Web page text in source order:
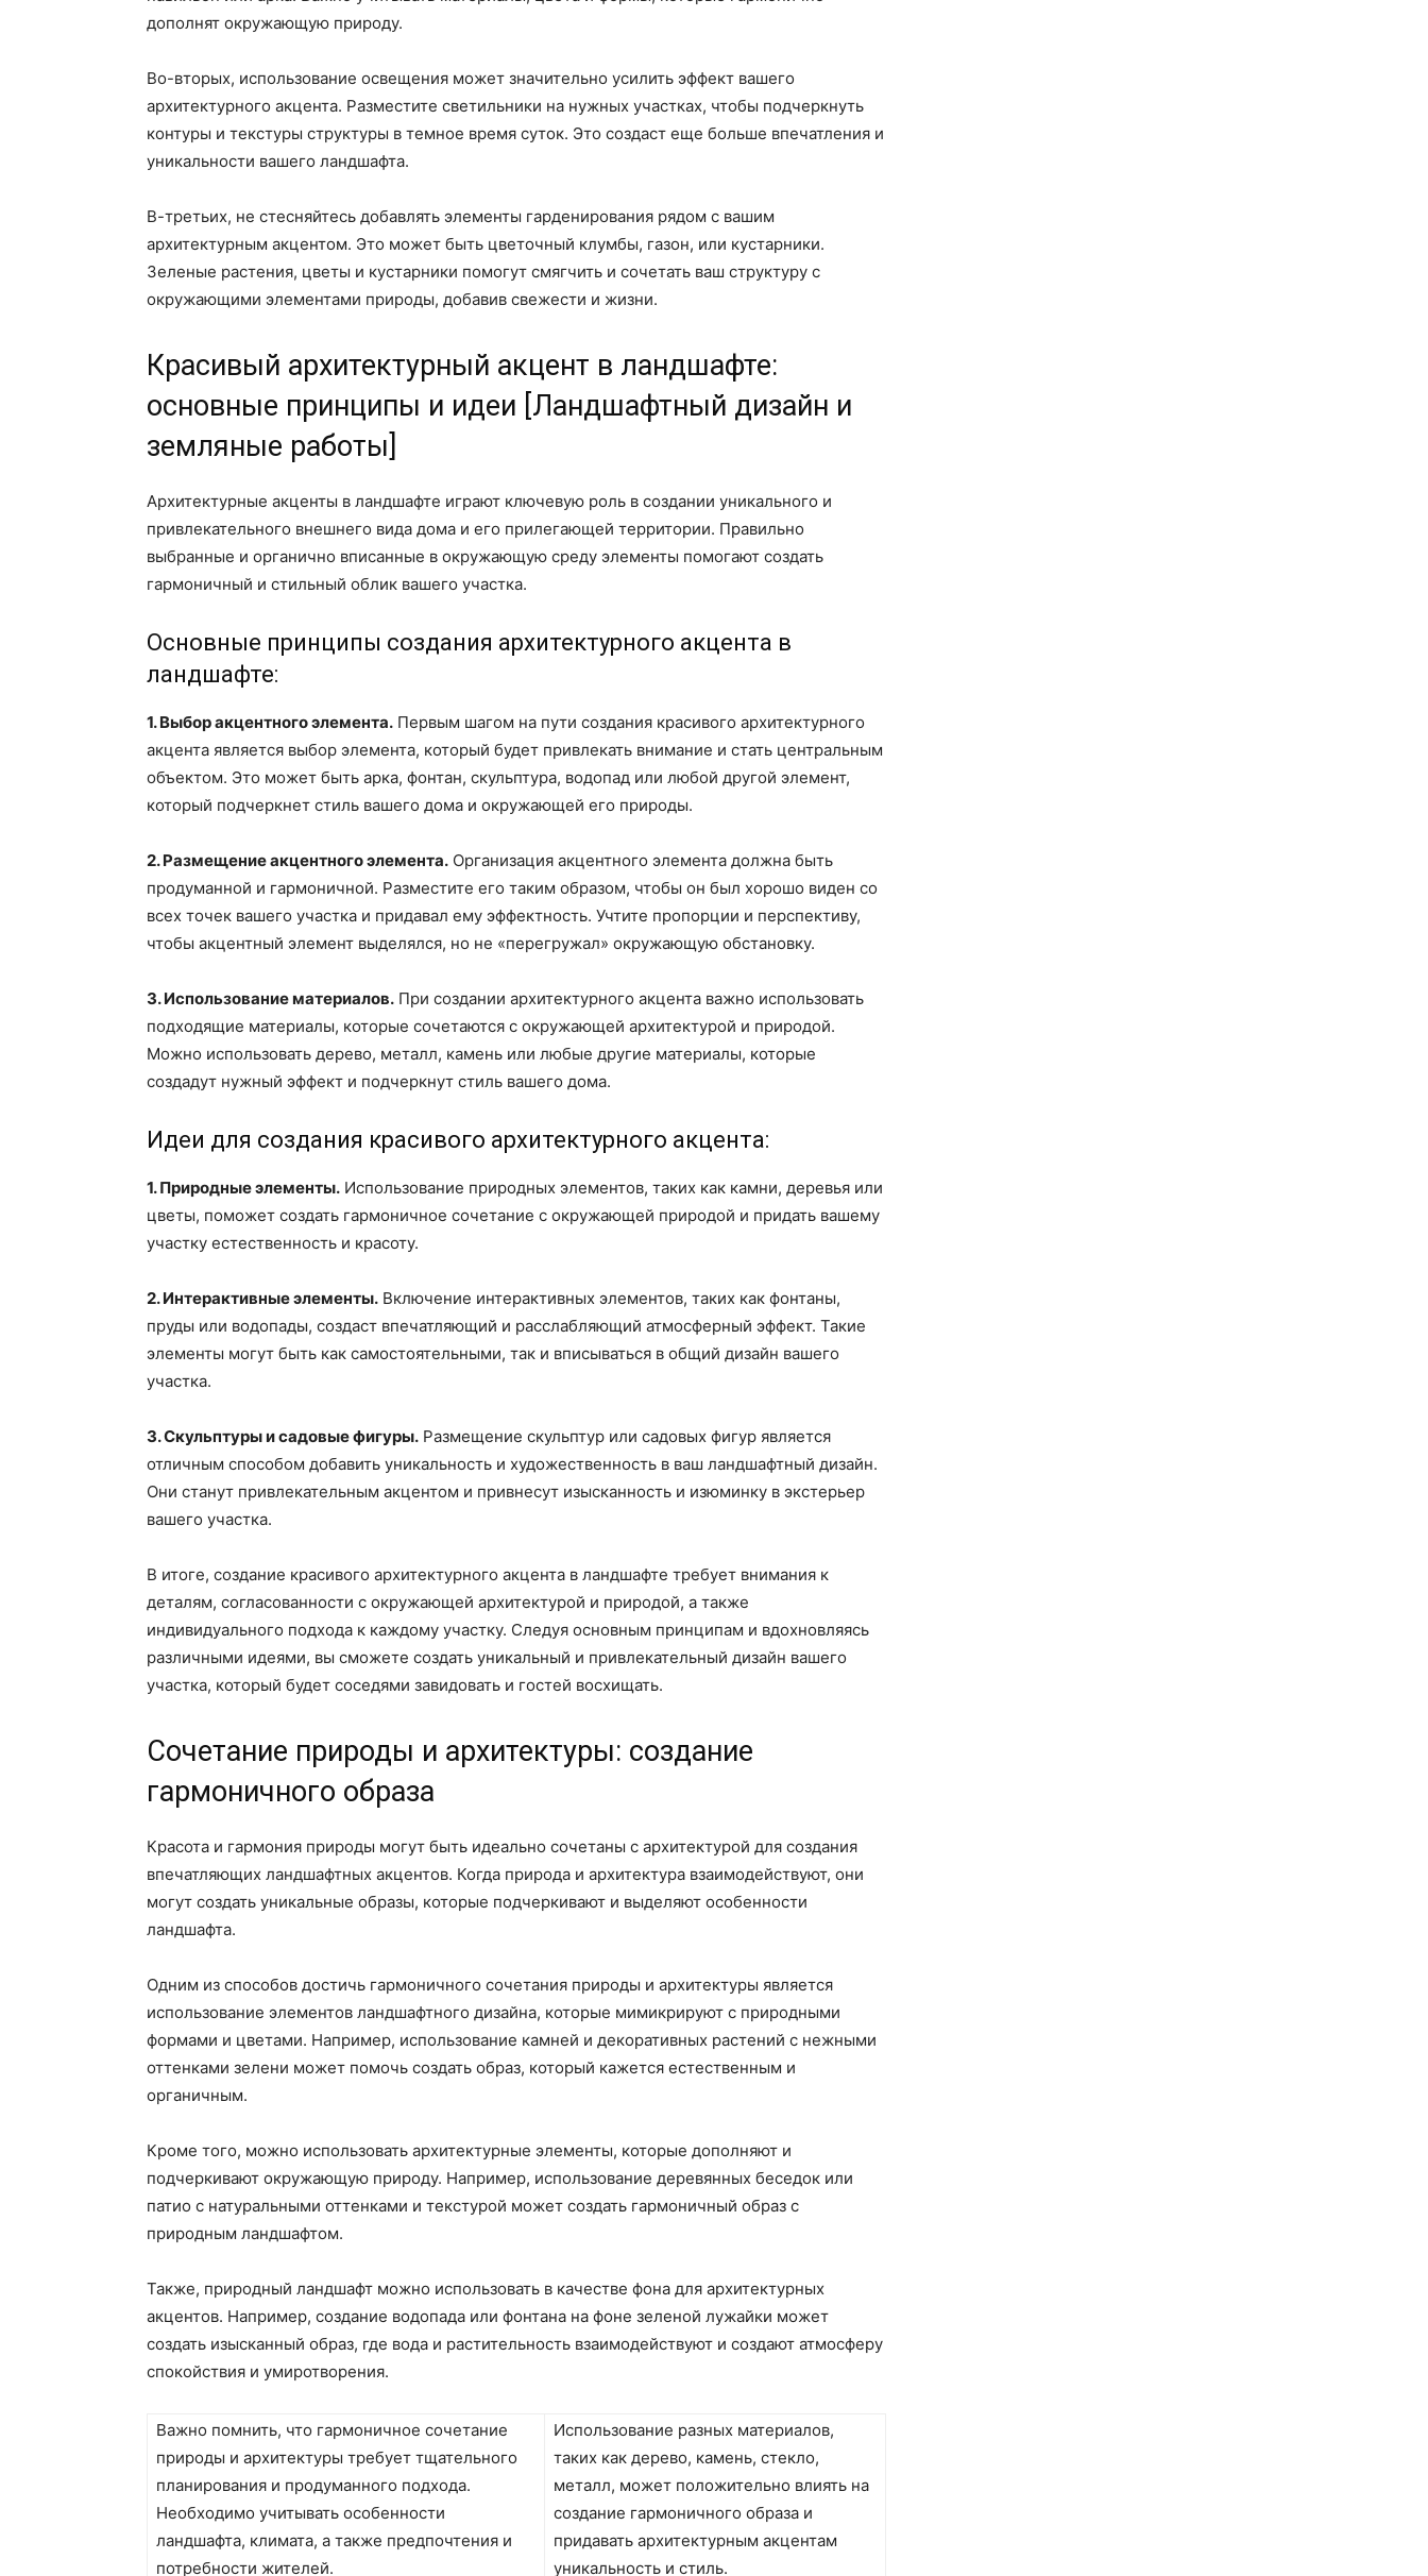
дополнят окружающую природу.
Во-вторых, использование освещения может значительно усилить эффект вашего
архитектурного акцента. Разместите светильники на нужных участках, чтобы подчеркнуть
контуры и текстуры структуры в темное время суток. Это создаст еще больше впечатления и
уникальности вашего ландшафта.
В-третьих, не стесняйтесь добавлять элементы гарденирования рядом с вашим
архитектурным акцентом. Это может быть цветочный клумбы, газон, или кустарники.
Зеленые растения, цветы и кустарники помогут смягчить и сочетать ваш структуру с
окружающими элементами природы, добавив свежести и жизни.
Красивый архитектурный акцент в ландшафте:
основные принципы и идеи [Ландшафтный дизайн и
земляные работы]
Архитектурные акценты в ландшафте играют ключевую роль в создании уникального и
привлекательного внешнего вида дома и его прилегающей территории. Правильно
выбранные и органично вписанные в окружающую среду элементы помогают создать
гармоничный и стильный облик вашего участка.
Основные принципы создания архитектурного акцента в
ландшафте:
1. Выбор акцентного элемента. Первым шагом на пути создания красивого архитектурного
акцента является выбор элемента, который будет привлекать внимание и стать центральным
объектом. Это может быть арка, фонтан, скульптура, водопад или любой другой элемент,
который подчеркнет стиль вашего дома и окружающей его природы.
2. Размещение акцентного элемента. Организация акцентного элемента должна быть
продуманной и гармоничной. Разместите его таким образом, чтобы он был хорошо виден со
всех точек вашего участка и придавал ему эффектность. Учтите пропорции и перспективу,
чтобы акцентный элемент выделялся, но не «перегружал» окружающую обстановку.
3. Использование материалов. При создании архитектурного акцента важно использовать
подходящие материалы, которые сочетаются с окружающей архитектурой и природой.
Можно использовать дерево, металл, камень или любые другие материалы, которые
создадут нужный эффект и подчеркнут стиль вашего дома.
Идеи для создания красивого архитектурного акцента:
1. Природные элементы. Использование природных элементов, таких как камни, деревья или
цветы, поможет создать гармоничное сочетание с окружающей природой и придать вашему
участку естественность и красоту.
2. Интерактивные элементы. Включение интерактивных элементов, таких как фонтаны,
пруды или водопады, создаст впечатляющий и расслабляющий атмосферный эффект. Такие
элементы могут быть как самостоятельными, так и вписываться в общий дизайн вашего
участка.
3. Скульптуры и садовые фигуры. Размещение скульптур или садовых фигур является
отличным способом добавить уникальность и художественность в ваш ландшафтный дизайн.
Они станут привлекательным акцентом и привнесут изысканность и изюминку в экстерьер
вашего участка.
В итоге, создание красивого архитектурного акцента в ландшафте требует внимания к
деталям, согласованности с окружающей архитектурой и природой, а также
индивидуального подхода к каждому участку. Следуя основным принципам и вдохновляясь
различными идеями, вы сможете создать уникальный и привлекательный дизайн вашего
участка, который будет соседями завидовать и гостей восхищать.
Сочетание природы и архитектуры: создание
гармоничного образа
Красота и гармония природы могут быть идеально сочетаны с архитектурой для создания
впечатляющих ландшафтных акцентов. Когда природа и архитектура взаимодействуют, они
могут создать уникальные образы, которые подчеркивают и выделяют особенности
ландшафта.
Одним из способов достичь гармоничного сочетания природы и архитектуры является
использование элементов ландшафтного дизайна, которые мимикрируют с природными
формами и цветами. Например, использование камней и декоративных растений с нежными
оттенками зелени может помочь создать образ, который кажется естественным и
органичным.
Кроме того, можно использовать архитектурные элементы, которые дополняют и
подчеркивают окружающую природу. Например, использование деревянных беседок или
патио с натуральными оттенками и текстурой может создать гармоничный образ с
природным ландшафтом.
Также, природный ландшафт можно использовать в качестве фона для архитектурных
акцентов. Например, создание водопада или фонтана на фоне зеленой лужайки может
создать изысканный образ, где вода и растительность взаимодействуют и создают атмосферу
спокойствия и умиротворения.
Важно помнить, что гармоничное сочетание
природы и архитектуры требует тщательного
планирования и продуманного подхода.
Необходимо учитывать особенности
ландшафта, климата, а также предпочтения и
потребности жителей.
Использование разных материалов,
таких как дерево, камень, стекло,
металл, может положительно влиять на
создание гармоничного образа и
придавать архитектурным акцентам
уникальность и стиль.